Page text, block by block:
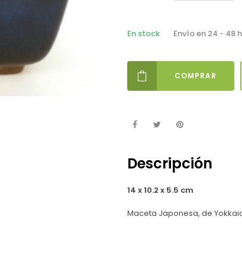
En stock Envío en 24 - 48
COMPRAR
Descripción
14 x 10.2 x 5.5 cm
Maceta Japonesa, de